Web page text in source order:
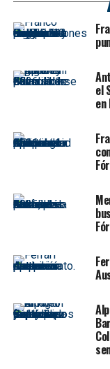
Lewis Hamilton
sólida actuación
una estrategia
El británico no
emoción de correr
El fin de semana
quedaron fuera en
12°,
alentador, y los
Pero el domingo
una estrategia
neumáticos duros
seguridad virtual
. Esa
el
en